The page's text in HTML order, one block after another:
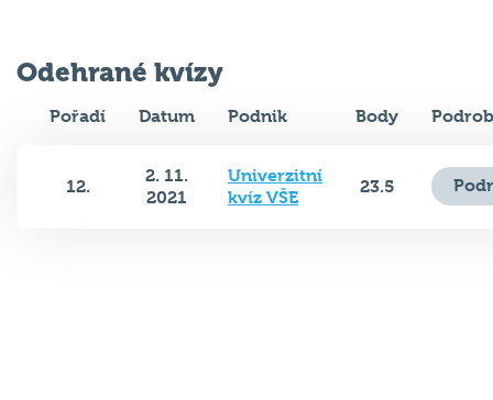
Odehrané kvízy
Pořadí Datum Podnik Body
12.
2. 11.
2021
Univerzitní
kvíz VŠE
23.5